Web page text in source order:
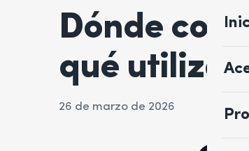
Dónde
qué
26 de marzo de 2026